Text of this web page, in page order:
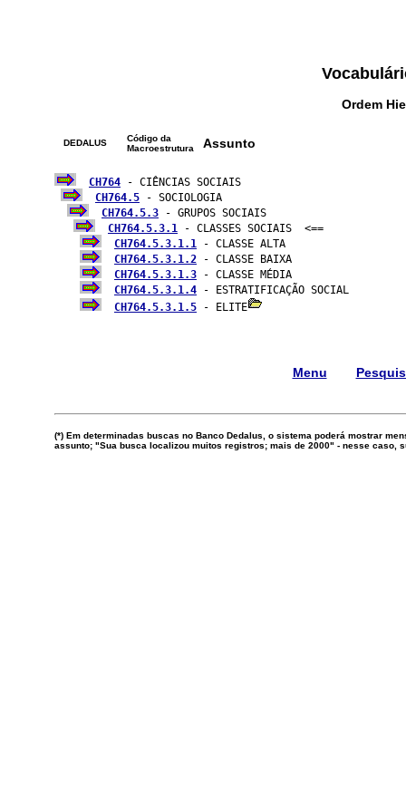
Ordem
DEDALUS
Código da
Macroestrutura
Assunto
CH764 - CIÊNCIAS SOCIAIS
CH764.5 - SOCIOLOGIA
CH764.5.3 - GRUPOS SOCIAIS
CH764.5.3.1 - CLASSES SOCIAIS  <==
CH764.5.3.1.1 - CLASSE ALTA
CH764.5.3.1.2 - CLASSE BAIXA
CH764.5.3.1.3 - CLASSE MÉDIA
CH764.5.3.1.4 - ESTRATIFICAÇÃO SOCIAL
CH764.5.3.1.5 - ELITE
Menu
(*) Em determinadas buscas no Banco Dedalus, o sistema poderá mostrar
assunto; "Sua busca localizou muitos registros; mais de 2000" - nesse caso,